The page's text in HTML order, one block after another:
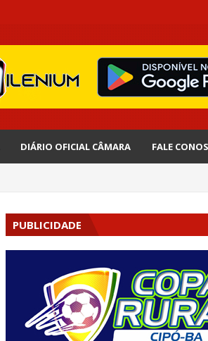
DIÁRIO OFICIAL CÂMARA FALE
PUBLICIDADE